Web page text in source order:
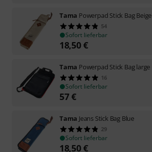
Tama Powerpad Stick Bag Beige
54
Sofort lieferbar
18,50€
Tama Powerpad Stick Bag large
16
Sofort lieferbar
57€
Tama Jeans Stick Bag Blue
29
Sofort lieferbar
18,50€